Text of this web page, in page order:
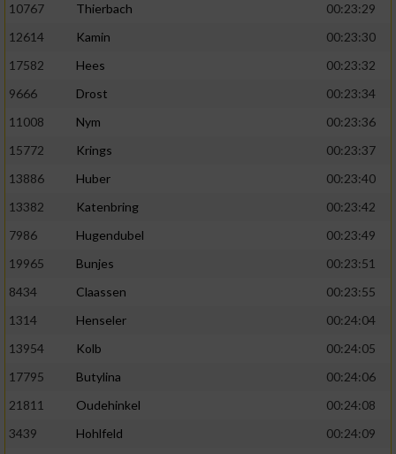
10767
Thierbach
00:23:29
12614
Kamin
00:23:30
17582
Hees
00:23:32
9666
Drost
00:23:34
11008
Nym
00:23:36
15772
Krings
00:23:37
13886
Huber
00:23:40
13382
Katenbring
00:23:42
7986
Hugendubel
00:23:49
19965
Bunjes
00:23:51
8434
Claassen
00:23:55
1314
Henseler
00:24:04
13954
Kolb
00:24:05
17795
Butylina
00:24:06
21811
Oudehinkel
00:24:08
3439
Hohlfeld 00:24:09